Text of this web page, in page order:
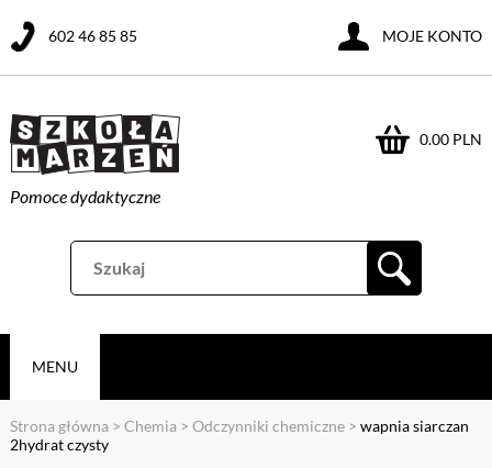
Pomoce dydaktyczne
0.00 PLN
602 46 85 85 MOJE KONTO
MENU
Strona główna > Chemia > Odczynniki chemiczne> wapnia siarczan
2hydrat czysty